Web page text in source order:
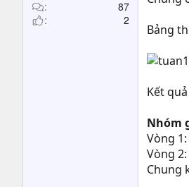
87
2
Bảng
Kết
Nhóm
Vòng
Vòng
Chung